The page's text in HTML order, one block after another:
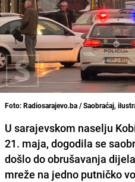
Foto: Radiosarajevo.ba / Saobraćaj,
U sarajevskom naselju
21. maja, dogodila se
došlo do obrušavanja
mreže na jedno putničko